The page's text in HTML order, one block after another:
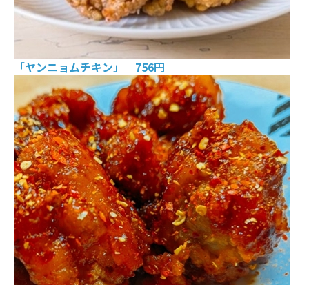
「ヤンニョムチキン」 756円